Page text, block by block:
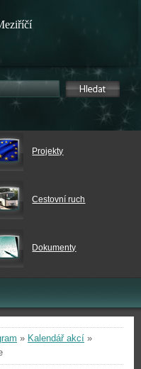
Projekty
Cestovní ruch
Dokumenty
» Kalendář akcí »